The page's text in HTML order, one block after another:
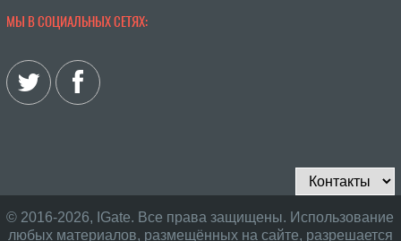
МЫ В СОЦИАЛЬНЫХ СЕТЯХ:
© 2016-2026, IGate. Все права защищены. Использование
любых материалов, размещённых на сайте, разрешается